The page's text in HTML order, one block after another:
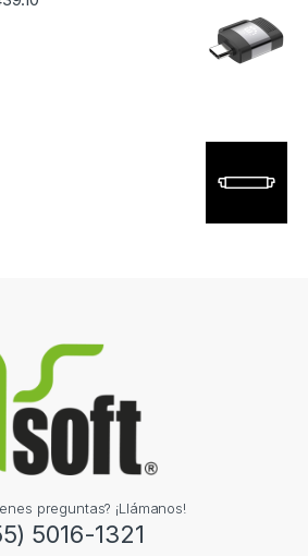
preguntas? ¡Llámanos!
5016-1321